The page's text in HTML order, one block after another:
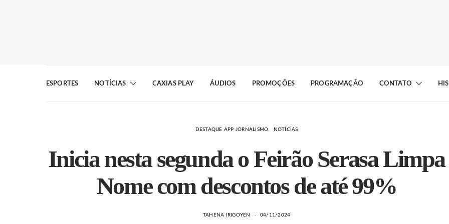
ESPORTES NOTÍCIAS CAXIAS PLAY ÁUDIOS PROMOÇÕES PROGRAMAÇÃO CONTATO
DESTAQUE APP JORNALISMO NOTÍCIAS
Inicia nesta segunda o Feirão Serasa Limpa
Nome com descontos de até 99%
TAHENA IRIGOYEN 04/11/2024